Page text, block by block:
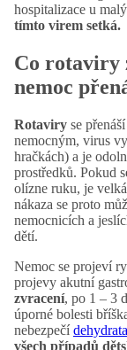
hospitalizace u
tímto virem setká.
Co rotaviry
nemoc
Rotaviry se
nemocným, virus
hračkách) a je
prostředků. Pokud
olízne ruku, je
nákaza se proto
nemocnicích a
dětí.
Nemoc se projeví
projevy akutní
zvracení, po 1 – 3
úporné bolesti
nebezpečí
všech případů